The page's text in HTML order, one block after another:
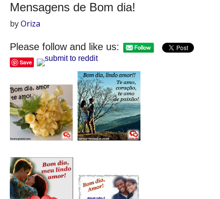
Mensagens de Bom dia!
byOriza
Please follow and like us:
Save